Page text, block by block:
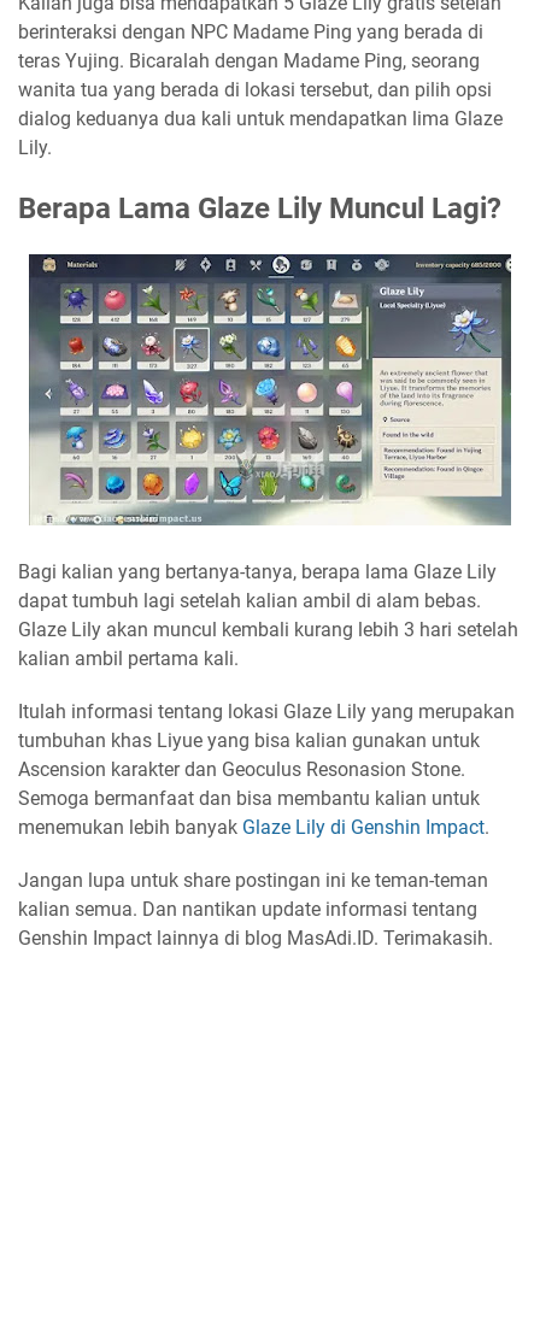
berinteraksi dengan NPC Madame Ping yang berada di
teras Yujing. Bicaralah dengan Madame Ping, seorang
wanita tua yang berada di lokasi tersebut, dan pilih opsi
dialog keduanya dua kali untuk mendapatkan lima Glaze
Lily.
Berapa Lama Glaze Lily Muncul Lagi?
Bagi kalian yang bertanya-tanya, berapa lama Glaze Lily
dapat tumbuh lagi setelah kalian ambil di alam bebas.
Glaze Lily akan muncul kembali kurang lebih 3 hari setelah
kalian ambil pertama kali.
Itulah informasi tentang lokasi Glaze Lily yang merupakan
tumbuhan khas Liyue yang bisa kalian gunakan untuk
Ascension karakter dan Geoculus Resonasion Stone.
Semoga bermanfaat dan bisa membantu kalian untuk
menemukan lebih banyak Glaze Lily di Genshin Impact.
Jangan lupa untuk share postingan ini ke teman-teman
kalian semua. Dan nantikan update informasi tentang
Genshin Impact lainnya di blog MasAdi.ID. Terimakasih.